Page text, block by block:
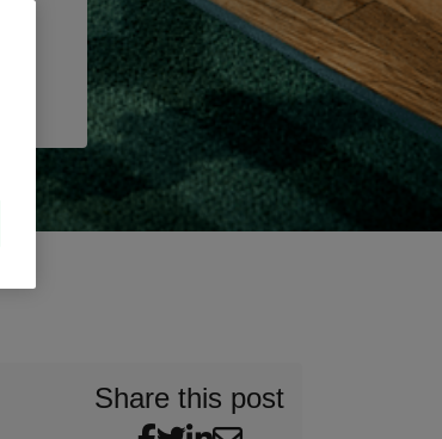
Share this post